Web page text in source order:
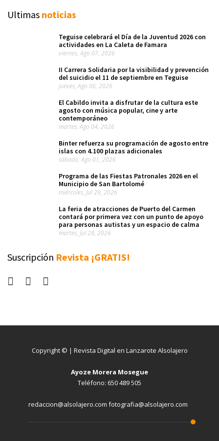
Ultimas noticias
Teguise celebrará el Día de la Juventud 2026 con
actividades en La Caleta de Famara
viernes, Ago 07, 2026
II Carrera Solidaria por la visibilidad y prevención
del suicidio el 11 de septiembre en Teguise
jueves, Ago 06, 2026
El Cabildo invita a disfrutar de la cultura este
agosto con música popular, cine y arte
contemporáneo
martes, Ago 04, 2026
Binter refuerza su programación de agosto entre
islas con 4.100 plazas adicionales
sábado, Ago 01, 2026
Programa de las Fiestas Patronales 2026 en el
Municipio de San Bartolomé
miércoles, Jul 29, 2026
La feria de atracciones de Puerto del Carmen
contará por primera vez con un punto de apoyo
para personas autistas y un espacio de calma
martes, Jul 28, 2026
Suscripción Revista ¡GRATIS!
Copyright © | Revista Digital en Lanzarote Alsolajero
Ayoze Morera Mosegue
Teléfono: 650 489 505
redaccion@alsolajero.com fotografia@alsolajero.com